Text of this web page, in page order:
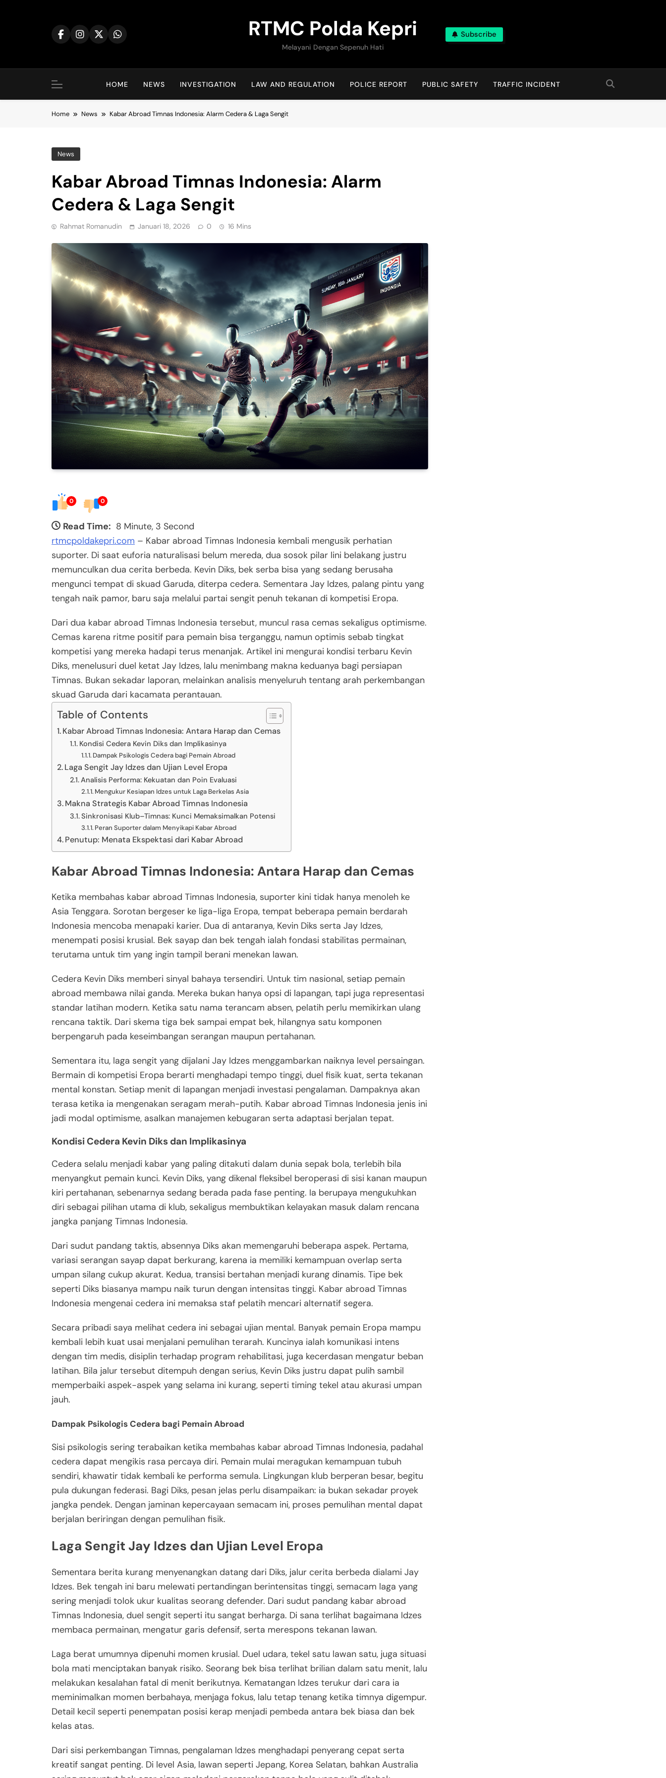
RTMC Polda Kepri
Melayani Dengan Sepenuh Hati
Subscribe
HOME NEWS INVESTIGATION LAW AND REGULATION POLICE REPORT PUBLIC SAFETY TRAFFIC INCIDENT
Home News Kabar Abroad Timnas Indonesia: Alarm Cedera & Laga Sengit
News
Kabar Abroad Timnas Indonesia: Alarm
Cedera & Laga Sengit
Rahmat Romanudin Januari 18, 2026 0 16 Mins
0 0
Read Time: 8 Minute, 3 Second
rtmcpoldakepri.com – Kabar abroad Timnas Indonesia kembali mengusik perhatian
suporter. Di saat euforia naturalisasi belum mereda, dua sosok pilar lini belakang justru
memunculkan dua cerita berbeda. Kevin Diks, bek serba bisa yang sedang berusaha
mengunci tempat di skuad Garuda, diterpa cedera. Sementara Jay Idzes, palang pintu yang
tengah naik pamor, baru saja melalui partai sengit penuh tekanan di kompetisi Eropa.
Dari dua kabar abroad Timnas Indonesia tersebut, muncul rasa cemas sekaligus optimisme.
Cemas karena ritme positif para pemain bisa terganggu, namun optimis sebab tingkat
kompetisi yang mereka hadapi terus menanjak. Artikel ini mengurai kondisi terbaru Kevin
Diks, menelusuri duel ketat Jay Idzes, lalu menimbang makna keduanya bagi persiapan
Timnas. Bukan sekadar laporan, melainkan analisis menyeluruh tentang arah perkembangan
skuad Garuda dari kacamata perantauan.
Table of Contents
Kabar Abroad Timnas Indonesia: Antara Harap dan Cemas
Kondisi Cedera Kevin Diks dan Implikasinya
Dampak Psikologis Cedera bagi Pemain Abroad
Laga Sengit Jay Idzes dan Ujian Level Eropa
Analisis Performa: Kekuatan dan Poin Evaluasi
Mengukur Kesiapan Idzes untuk Laga Berkelas Asia
Makna Strategis Kabar Abroad Timnas Indonesia
Sinkronisasi Klub–Timnas: Kunci Memaksimalkan Potensi
Peran Suporter dalam Menyikapi Kabar Abroad
Penutup: Menata Ekspektasi dari Kabar Abroad
Kabar Abroad Timnas Indonesia: Antara Harap dan Cemas
Ketika membahas kabar abroad Timnas Indonesia, suporter kini tidak hanya menoleh ke
Asia Tenggara. Sorotan bergeser ke liga-liga Eropa, tempat beberapa pemain berdarah
Indonesia mencoba menapaki karier. Dua di antaranya, Kevin Diks serta Jay Idzes,
menempati posisi krusial. Bek sayap dan bek tengah ialah fondasi stabilitas permainan,
terutama untuk tim yang ingin tampil berani menekan lawan.
Cedera Kevin Diks memberi sinyal bahaya tersendiri. Untuk tim nasional, setiap pemain
abroad membawa nilai ganda. Mereka bukan hanya opsi di lapangan, tapi juga representasi
standar latihan modern. Ketika satu nama terancam absen, pelatih perlu memikirkan ulang
rencana taktik. Dari skema tiga bek sampai empat bek, hilangnya satu komponen
berpengaruh pada keseimbangan serangan maupun pertahanan.
Sementara itu, laga sengit yang dijalani Jay Idzes menggambarkan naiknya level persaingan.
Bermain di kompetisi Eropa berarti menghadapi tempo tinggi, duel fisik kuat, serta tekanan
mental konstan. Setiap menit di lapangan menjadi investasi pengalaman. Dampaknya akan
terasa ketika ia mengenakan seragam merah-putih. Kabar abroad Timnas Indonesia jenis ini
jadi modal optimisme, asalkan manajemen kebugaran serta adaptasi berjalan tepat.
Kondisi Cedera Kevin Diks dan Implikasinya
Cedera selalu menjadi kabar yang paling ditakuti dalam dunia sepak bola, terlebih bila
menyangkut pemain kunci. Kevin Diks, yang dikenal fleksibel beroperasi di sisi kanan maupun
kiri pertahanan, sebenarnya sedang berada pada fase penting. Ia berupaya mengukuhkan
diri sebagai pilihan utama di klub, sekaligus membuktikan kelayakan masuk dalam rencana
jangka panjang Timnas Indonesia.
Dari sudut pandang taktis, absennya Diks akan memengaruhi beberapa aspek. Pertama,
variasi serangan sayap dapat berkurang, karena ia memiliki kemampuan overlap serta
umpan silang cukup akurat. Kedua, transisi bertahan menjadi kurang dinamis. Tipe bek
seperti Diks biasanya mampu naik turun dengan intensitas tinggi. Kabar abroad Timnas
Indonesia mengenai cedera ini memaksa staf pelatih mencari alternatif segera.
Secara pribadi saya melihat cedera ini sebagai ujian mental. Banyak pemain Eropa mampu
kembali lebih kuat usai menjalani pemulihan terarah. Kuncinya ialah komunikasi intens
dengan tim medis, disiplin terhadap program rehabilitasi, juga kecerdasan mengatur beban
latihan. Bila jalur tersebut ditempuh dengan serius, Kevin Diks justru dapat pulih sambil
memperbaiki aspek-aspek yang selama ini kurang, seperti timing tekel atau akurasi umpan
jauh.
Dampak Psikologis Cedera bagi Pemain Abroad
Sisi psikologis sering terabaikan ketika membahas kabar abroad Timnas Indonesia, padahal
cedera dapat mengikis rasa percaya diri. Pemain mulai meragukan kemampuan tubuh
sendiri, khawatir tidak kembali ke performa semula. Lingkungan klub berperan besar, begitu
pula dukungan federasi. Bagi Diks, pesan jelas perlu disampaikan: ia bukan sekadar proyek
jangka pendek. Dengan jaminan kepercayaan semacam ini, proses pemulihan mental dapat
berjalan beriringan dengan pemulihan fisik.
Laga Sengit Jay Idzes dan Ujian Level Eropa
Sementara berita kurang menyenangkan datang dari Diks, jalur cerita berbeda dialami Jay
Idzes. Bek tengah ini baru melewati pertandingan berintensitas tinggi, semacam laga yang
sering menjadi tolok ukur kualitas seorang defender. Dari sudut pandang kabar abroad
Timnas Indonesia, duel sengit seperti itu sangat berharga. Di sana terlihat bagaimana Idzes
membaca permainan, mengatur garis defensif, serta merespons tekanan lawan.
Laga berat umumnya dipenuhi momen krusial. Duel udara, tekel satu lawan satu, juga situasi
bola mati menciptakan banyak risiko. Seorang bek bisa terlihat brilian dalam satu menit, lalu
melakukan kesalahan fatal di menit berikutnya. Kematangan Idzes terukur dari cara ia
meminimalkan momen berbahaya, menjaga fokus, lalu tetap tenang ketika timnya digempur.
Detail kecil seperti penempatan posisi kerap menjadi pembeda antara bek biasa dan bek
kelas atas.
Dari sisi perkembangan Timnas, pengalaman Idzes menghadapi penyerang cepat serta
kreatif sangat penting. Di level Asia, lawan seperti Jepang, Korea Selatan, bahkan Australia